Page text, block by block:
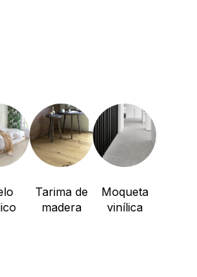
Tarima de
madera
Moqueta
vinílica